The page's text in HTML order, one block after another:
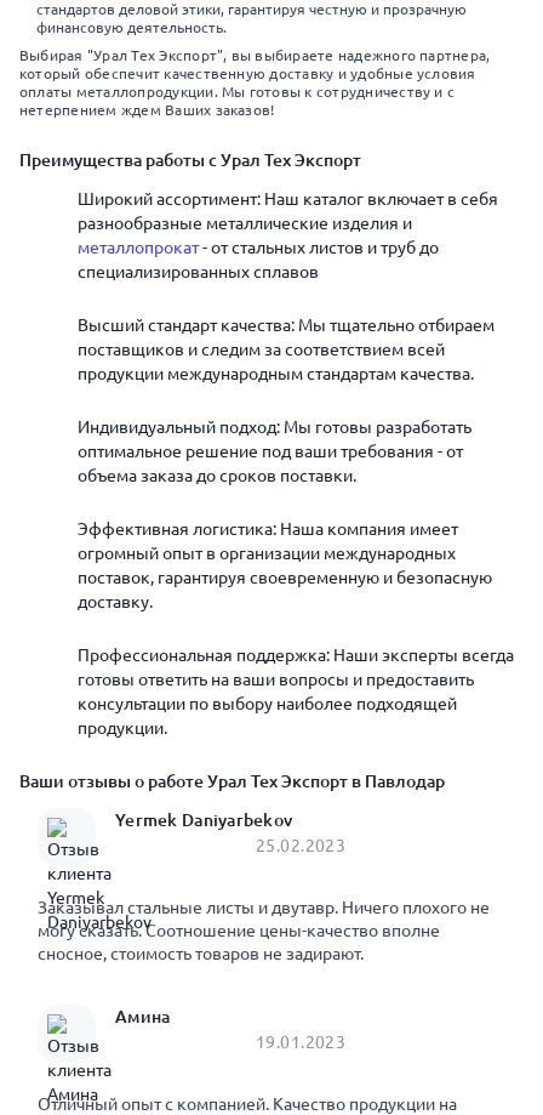
стандартов деловой этики, гарантируя честную и прозрачную
финансовую деятельность.
Выбирая "Урал Тех Экспорт", вы выбираете надежного партнера,
который обеспечит качественную доставку и удобные условия
оплаты металлопродукции. Мы готовы к сотрудничеству и с
нетерпением ждем Ваших заказов!
Преимущества работы с Урал Тех Экспорт
Широкий ассортимент: Наш каталог включает в себя
разнообразные металлические изделия и
металлопрокат- от стальных листов и труб до
специализированных сплавов
Высший стандарт качества: Мы тщательно отбираем
поставщиков и следим за соответствием всей
продукции международным стандартам качества.
Индивидуальный подход: Мы готовы разработать
оптимальное решение под ваши требования - от
объема заказа до сроков поставки.
Эффективная логистика: Наша компания имеет
огромный опыт в организации международных
поставок, гарантируя своевременную и безопасную
доставку.
Профессиональная поддержка: Наши эксперты всегда
готовы ответить на ваши вопросы и предоставить
консультации по выбору наиболее подходящей
продукции.
Ваши отзывы о работе Урал Тех Экспорт в Павлодар
Yermek Daniyarbekov
25.02.2023
Заказывал стальные листы и двутавр. Ничего плохого не
могу сказать. Соотношение цены-качество вполне
сносное, стоимость товаров не задирают.
Амина
19.01.2023
Отличный опыт с компанией. Качество продукции на